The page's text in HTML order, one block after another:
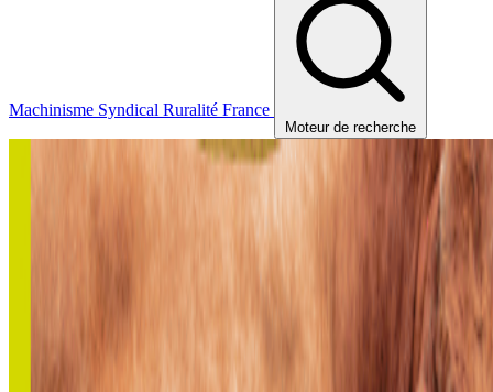
Machinisme Syndical Ruralité France
Moteur de recherche